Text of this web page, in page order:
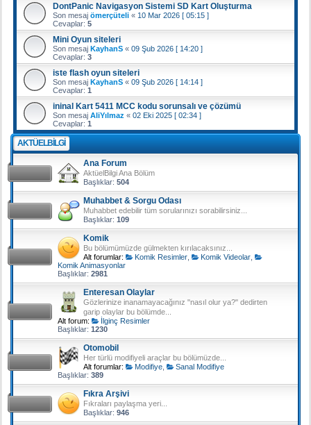
DontPanic Navigasyon Sistemi SD Kart Oluşturma
Son mesaj ömerçüteli « 10 Mar 2026 [ 05:15 ]
Cevaplar: 5
Mini Oyun siteleri
Son mesaj KayhanS « 09 Şub 2026 [ 14:20 ]
Cevaplar: 3
iste flash oyun siteleri
Son mesaj KayhanS « 09 Şub 2026 [ 14:14 ]
Cevaplar: 1
ininal Kart 5411 MCC kodu sorunsalı ve çözümü
Son mesaj AliYılmaz « 02 Eki 2025 [ 02:34 ]
Cevaplar: 1
AKTÜELBILGI
Ana Forum
AktüelBilgi Ana Bölüm
Başlıklar: 504
Muhabbet & Sorgu Odası
Muhabbet edebilir tüm sorularınızı sorabilirsiniz...
Başlıklar: 109
Komik
Bu bölümümüzde gülmekten kırılacaksınız...
Alt forumlar:
Komik Resimler, Komik Videolar,
Komik Animasyonlar
Başlıklar: 2981
Enteresan Olaylar
Gözlerinize inanamayacağınız "nasıl olur ya?" dedirten
garip olaylar bu bölümde...
Alt forum:
İlginç Resimler
Başlıklar: 1230
Otomobil
Her türlü modifiyeli araçlar bu bölümüzde...
Alt forumlar:
Modifiye,
Sanal Modifiye
Başlıklar: 389
Fıkra Arşivi
Fıkraları paylaşma yeri...
Başlıklar: 946